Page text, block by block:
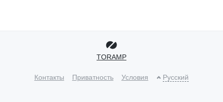
TORAMP
Контакты Приватность Условия Русский